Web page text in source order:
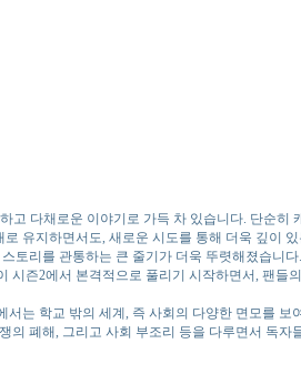
다채로운 이야기로 가득 차 있습니다. 단순히
유지하면서도, 새로운 시도를 통해 더욱 깊이
리를 관통하는 큰 줄기가 더욱 뚜렷해졌습니
즌2에서 본격적으로 풀리기 시작하면서, 팬들
는 학교 밖의 세계, 즉 사회의 다양한 면모를
폐해, 그리고 사회 부조리 등을 다루면서 독자